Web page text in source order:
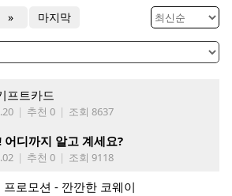
» 마지막
프트카드
| 추천 0 | 조회 8637
디까지 알고 계세요?
| 추천 0 | 조회 9118
로모션 - 깐깐한 코웨이